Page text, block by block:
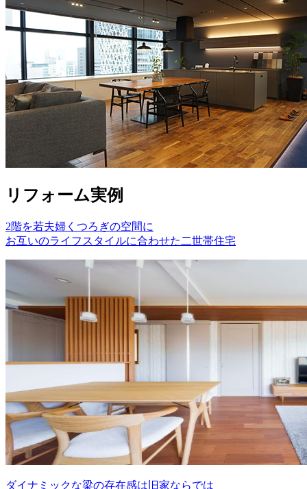
リフォーム実例
2階を若夫婦くつろぎの空間に
お互いのライフスタイルに合わせた二世帯住宅
ダイナミックな梁の存在感は旧家ならでは